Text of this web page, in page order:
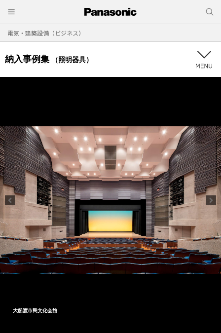
電気・建築設備（ビジネス）
納入事例集 （照明器具）
大船渡市民文化会館